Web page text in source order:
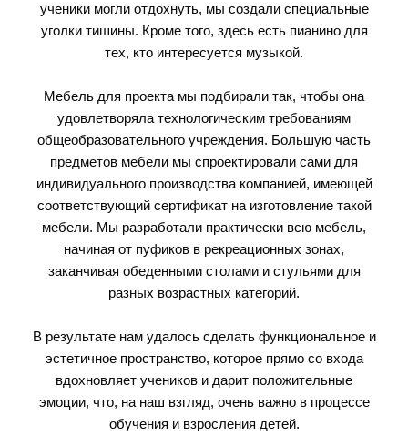
ученики могли отдохнуть, мы создали специальные
уголки тишины. Кроме того, здесь есть пианино для
тех, кто интересуется музыкой.
Мебель для проекта мы подбирали так, чтобы она
удовлетворяла технологическим требованиям
общеобразовательного учреждения. Большую часть
предметов мебели мы спроектировали сами для
индивидуального производства компанией, имеющей
соответствующий сертификат на изготовление такой
мебели. Мы разработали практически всю мебель,
начиная от пуфиков в рекреационных зонах,
заканчивая обеденными столами и стульями для
разных возрастных категорий.
В результате нам удалось сделать функциональное и
эстетичное пространство, которое прямо со входа
вдохновляет учеников и дарит положительные
эмоции, что, на наш взгляд, очень важно в процессе
обучения и взросления детей.